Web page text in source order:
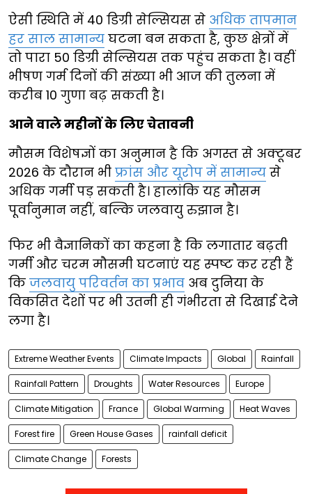
ऐसी स्थिति में 40 डिग्री सेल्सियस से अधिक तापमान
हर साल सामान्य घटना बन सकता है, कुछ क्षेत्रों में
तो पारा 50 डिग्री सेल्सियस तक पहुंच सकता है। वहीं
भीषण गर्म दिनों की संख्या भी आज की तुलना में
करीब 10 गुणा बढ़ सकती है।
आने वाले महीनों के लिए चेतावनी
मौसम विशेषज्ञों का अनुमान है कि अगस्त से अक्टूबर
2026 के दौरान भी फ्रांस और यूरोप में सामान्य से
अधिक गर्मी पड़ सकती है। हालांकि यह मौसम
पूर्वानुमान नहीं, बल्कि जलवायु रुझान है।
फिर भी वैज्ञानिकों का कहना है कि लगातार बढ़ती
गर्मी और चरम मौसमी घटनाएं यह स्पष्ट कर रही हैं
कि जलवायु परिवर्तन का प्रभाव अब दुनिया के
विकसित देशों पर भी उतनी ही गंभीरता से दिखाई देने
लगा है।
Extreme Weather Events Climate Impacts Global Rainfall
Rainfall Pattern Droughts Water Resources Europe
Climate Mitigation France Global Warming Heat Waves
Forest fire Green House Gases rainfall deficit
Climate Change Forests